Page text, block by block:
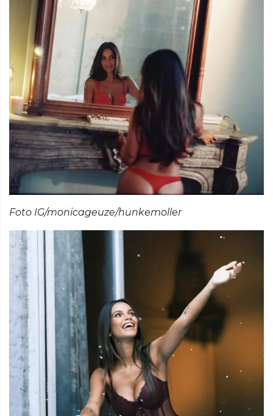
Foto IG/monicageuze/hunkemoller